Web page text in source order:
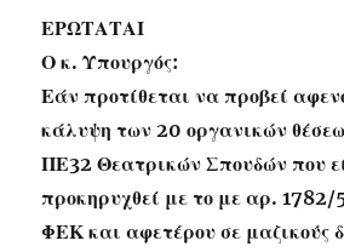
ΕΡΩΤΑΤΑΙ
Ο κ. Υπουργός:
Εάν προτίθεται να προβεί
κάλυψη των 20 οργανικών
ΠΕ32 Θεατρικών Σπουδών που
προκηρυχθεί με το με αρ.
ΦΕΚ και αφετέρου σε μαζικούς